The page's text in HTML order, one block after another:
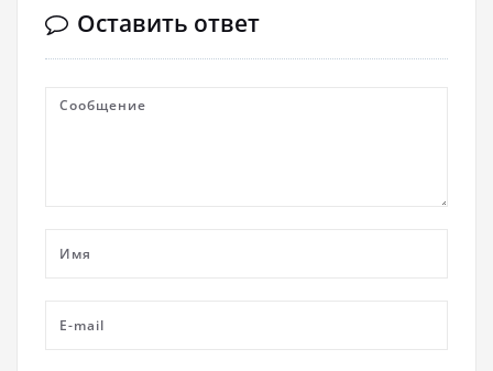
Оставить ответ